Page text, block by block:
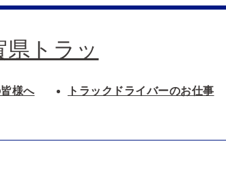
様へ トラックドライバーのお仕事